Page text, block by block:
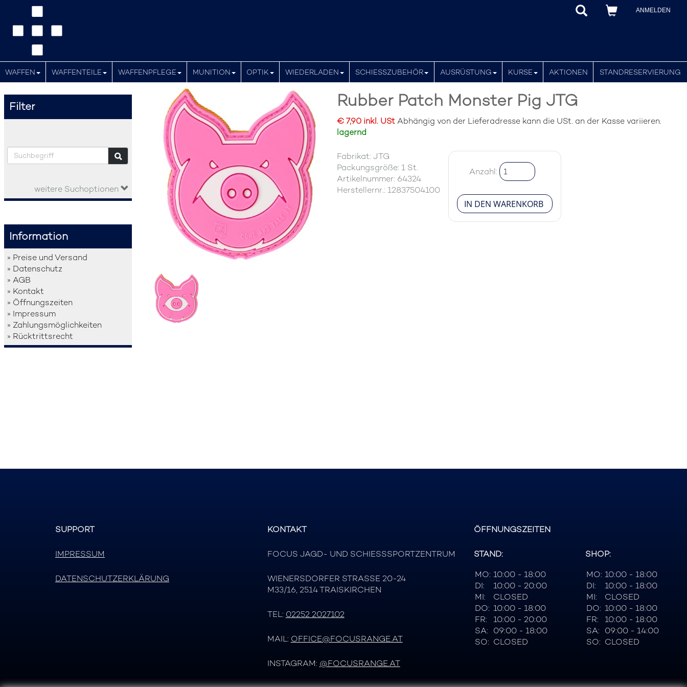
ANMELDEN
WAFFEN WAFFENTEILE WAFFENPFLEGE MUNITION OPTIK WIEDERLADEN SCHIESSZUBEHÖR AUSRÜSTUNG KURSE AKTIONEN STANDRESERVIERUNG
Filter
weitere Suchoptionen
Information
» Preise und Versand
» Datenschutz
» AGB
» Kontakt
» Öffnungszeiten
» Impressum
» Zahlungsmöglichkeiten
» Rücktrittsrecht
Rubber Patch Monster Pig JTG
€ 7,90 inkl. UStAbhängig von der Lieferadresse kann die USt. an der Kasse variieren.
lagernd
Fabrikat: JTG
Packungsgröße: 1 St.
Artikelnummer: 64324
Herstellernr.: 12837504100
Anzahl:
SUPPORT
IMPRESSUM
DATENSCHUTZERKLÄRUNG
KONTAKT
FOCUS JAGD- UND SCHIESSSPORTZENTRUM
WIENERSDORFER STRASSE 20-24
M33/16, 2514 TRAISKIRCHEN
TEL: 02252 2027102
MAIL: OFFICE@FOCUSRANGE.AT
INSTAGRAM: @FOCUSRANGE.AT
ÖFFNUNGSZEITEN
STAND:
MO: 10:00 - 18:00
DI:
10:00 - 20:00
MI:
CLOSED
DO: 10:00 - 18:00
FR:
10:00 - 20:00
SA: 09:00 - 18:00
SO: CLOSED
SHOP:
MO: 10:00 - 18:00
DI:
10:00 - 18:00
MI:
CLOSED
DO: 10:00 - 18:00
FR:
10:00 - 18:00
SA: 09:00 - 14:00
SO: CLOSED